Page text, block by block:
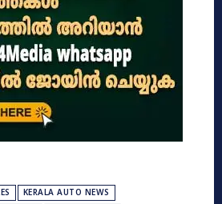
KERALA AUTO NEWS